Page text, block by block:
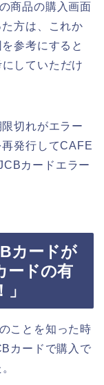
商品の購入画面
方は、これか
参考にすると
していただけ
切れがエラー
発行してCAFE
カードエラー
カードが
ードの有
ことを知った時
カードで購入で